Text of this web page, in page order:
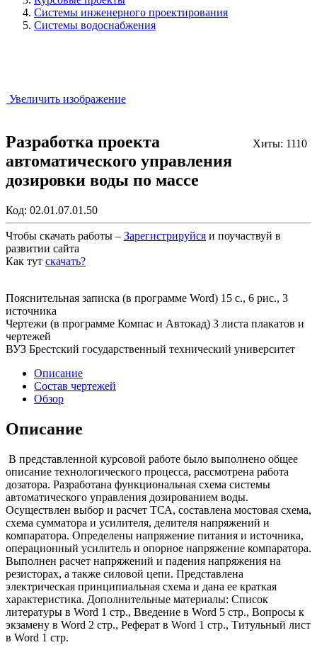
Системы инженерного проектирования
Системы водоснабжения
Увеличить изображение
Хиты: 1110
Разработка проекта
автоматического управления
дозировки воды по массе
Код: 02.01.07.01.50
Чтобы скачать работы – Зарегистрируйся и поучаствуй в
развитии сайта
Как тут скачать?
Пояснительная записка (в программе Word) 15 с., 6 рис., 3
источника
Чертежи (в программе Компас и Автокад) 3 листа плакатов и
чертежей
ВУЗ Брестский государственный технический университет
Описание
Состав чертежей
Обзор
Описание
В представленной курсовой работе было выполнено общее
описание технологического процесса, рассмотрена работа
дозатора. Разработана функциональная схема системы
автоматического управления дозированием воды.
Осуществлен выбор и расчет ТСА, составлена мостовая схема,
схема сумматора и усилителя, делителя напряжений и
компаратора. Определены напряжение питания и источника,
операционный усилитель и опорное напряжение компаратора.
Выполнен расчет напряжений и падения напряжения на
резисторах, а также силовой цепи. Представлена
электрическая принципиальная схема и дана ее краткая
характеристика. Дополнительные материалы: Список
литературы в Word 1 стр., Введение в Word 5 стр., Вопросы к
экзамену в Word 2 стр., Реферат в Word 1 стр., Титульный лист
в Word 1 стр.